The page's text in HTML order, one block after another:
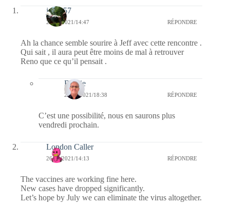
jazzy57
26/02/2021/14:47 RÉPONDRE
Ah la chance semble sourire à Jeff avec cette rencontre .
Qui sait , il aura peut être moins de mal à retrouver
Reno que ce qu’il pensait .
Bernie
26/02/2021/18:38 RÉPONDRE
C’est une possibilité, nous en saurons plus
vendredi prochain.
London Caller
26/02/2021/14:13 RÉPONDRE
The vaccines are working fine here.
New cases have dropped significantly.
Let’s hope by July we can eliminate the virus altogether.